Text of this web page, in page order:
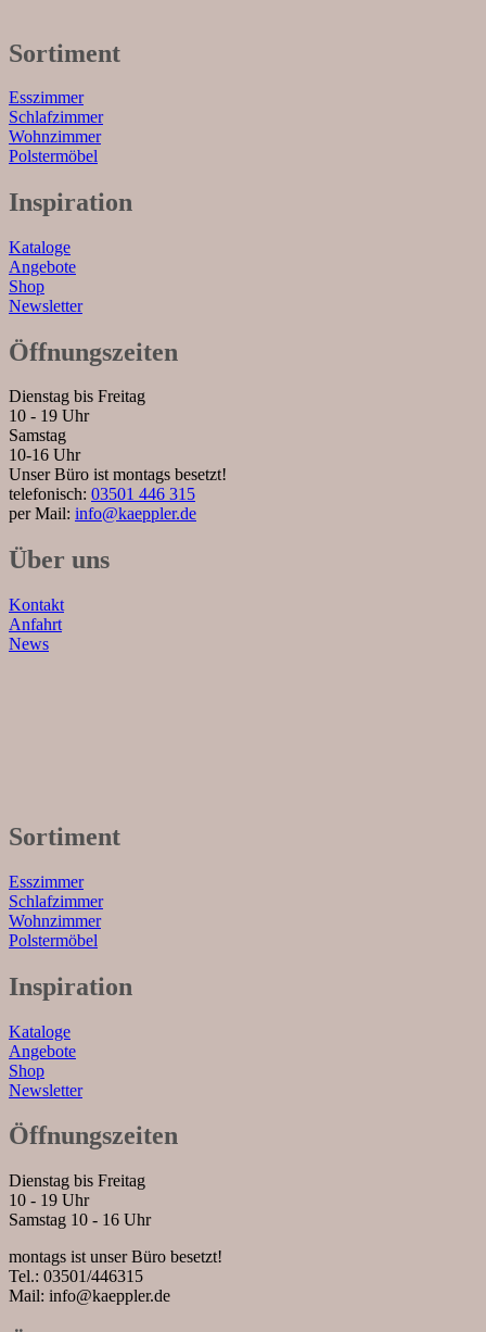
Sortiment
Esszimmer
Schlafzimmer
Wohnzimmer
Polstermöbel
Inspiration
Kataloge
Angebote
Shop
Newsletter
Öffnungszeiten
Dienstag bis Freitag
10 - 19 Uhr
Samstag
10-16 Uhr
Unser Büro ist montags besetzt!
telefonisch: 03501 446 315
per Mail: info@kaeppler.de
Über uns
Kontakt
Anfahrt
News
Sortiment
Esszimmer
Schlafzimmer
Wohnzimmer
Polstermöbel
Inspiration
Kataloge
Angebote
Shop
Newsletter
Öffnungszeiten
Dienstag bis Freitag
10 - 19 Uhr
Samstag 10 - 16 Uhr
montags ist unser Büro besetzt!
Tel.: 03501/446315
Mail: info@kaeppler.de